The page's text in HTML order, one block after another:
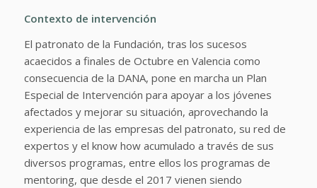
Contexto de intervención
El patronato de la Fundación, tras los sucesos
acaecidos a finales de Octubre en Valencia como
consecuencia de la DANA, pone en marcha un Plan
Especial de Intervención para apoyar a los jóvenes
afectados y mejorar su situación, aprovechando la
experiencia de las empresas del patronato, su red de
expertos y el know how acumulado a través de sus
diversos programas, entre ellos los programas de
mentoring, que desde el 2017 vienen siendo